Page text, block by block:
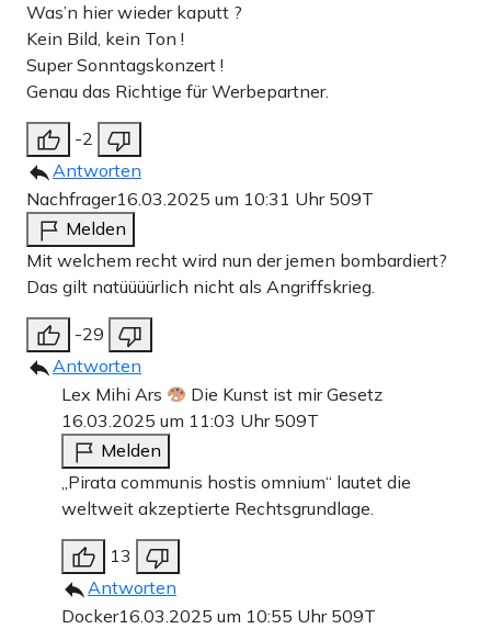
Was’n hier wieder kaputt ?
Kein Bild, kein Ton !
Super Sonntagskonzert !
Genau das Richtige für Werbepartner.
-2
Antworten
Nachfrager16.03.2025 um 10:31 Uhr 509T
Melden
Mit welchem recht wird nun der jemen bombardiert?
Das gilt natüüüürlich nicht als Angriffskrieg.
-29
Antworten
Lex Mihi Ars
Die Kunst ist mir Gesetz
16.03.2025 um 11:03 Uhr 509T
Melden
„Pirata communis hostis omnium“ lautet die
weltweit akzeptierte Rechtsgrundlage.
13
Antworten
Docker16.03.2025 um 10:55 Uhr 509T